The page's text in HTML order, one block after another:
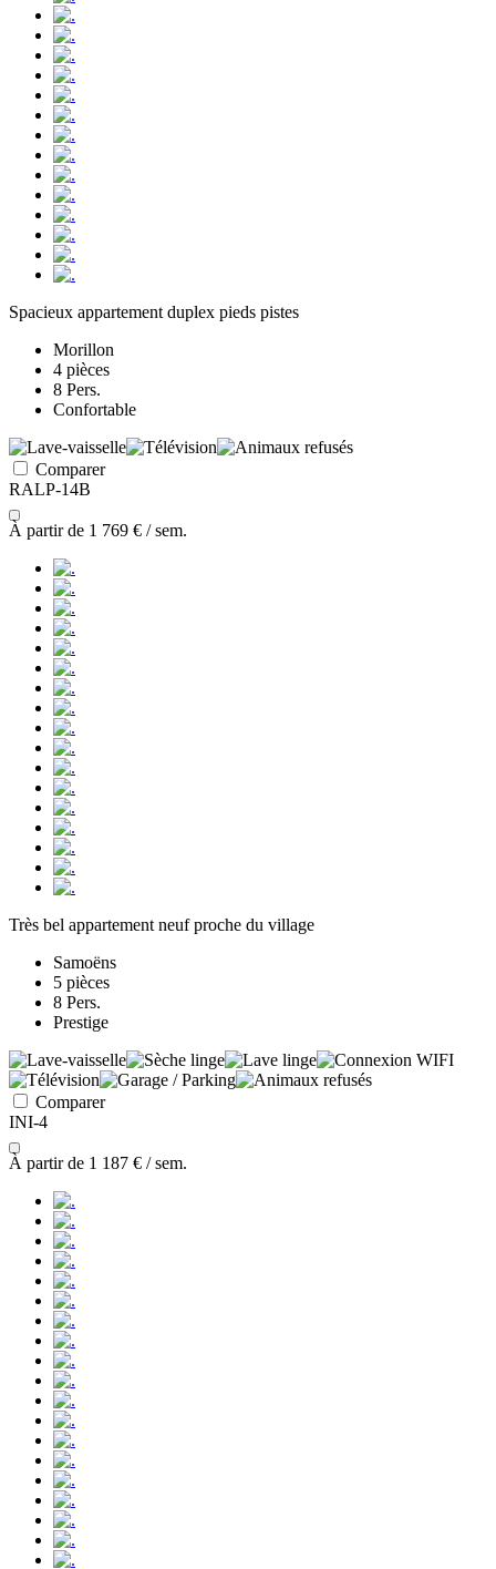
Spacieux appartement duplex pieds pistes
Morillon
4 pièces
8 Pers.
Confortable
Comparer
RALP-14B
À partir de 1 769 € / sem.
Très bel appartement neuf proche du village
Samoëns
5 pièces
8 Pers.
Prestige
Comparer
INI-4
À partir de 1 187 € / sem.